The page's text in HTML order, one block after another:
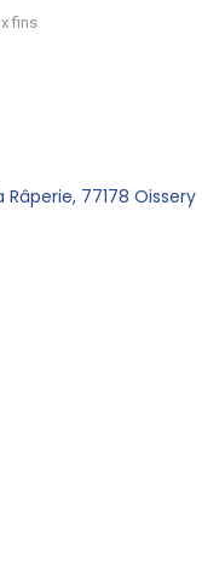
fins
77178 Oissery